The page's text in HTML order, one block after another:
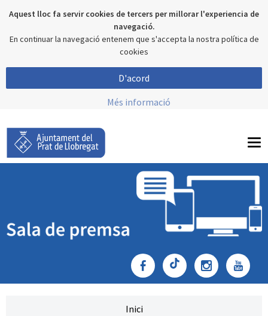
Aquest lloc fa servir cookies de tercers per millorar l'experiencia de
navegació.
En continuar la navegació entenem que s'accepta la nostra política de
cookies
D'acord
Més informació
Inici